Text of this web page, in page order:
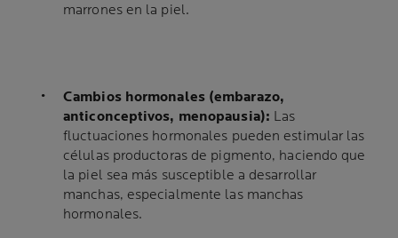
marrones en la piel.
Cambios hormonales (embarazo,
anticonceptivos, menopausia): Las
fluctuaciones hormonales pueden estimular las
células productoras de pigmento, haciendo que
la piel sea más susceptible a desarrollar
manchas, especialmente las manchas
hormonales.